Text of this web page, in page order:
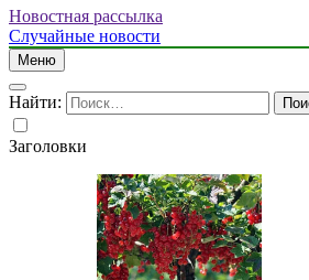
Новостная рассылка
Случайные новости
Меню
Найти:
Заголовки